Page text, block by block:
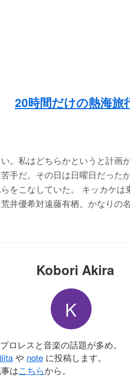
20時間だけの熱海旅
。私はどちらかというと計画
手だ。その日は日曜日だった
をこなしていた。 キッカケ
井優希対遠藤有栖。かなりの
Kobori Akira
K
ロレスと音楽の話題が多め。
や note に投稿します。
はこちらから。